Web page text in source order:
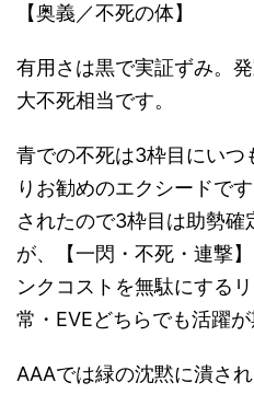
【奥義／不死の体】
有用さは黒で実証ずみ。
大不死相当です。
青での不死は3枠目にいつ
りお勧めのエクシードで
されたので3枠目は助勢確
が、【一閃・不死・連撃
ンクコストを無駄にする
常・EVEどちらでも活躍が
AAAでは緑の沈黙に潰さ